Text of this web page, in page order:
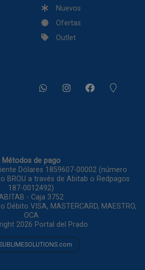
Nuevos
Ofertas
Outlet
Métodos de pago
Dólares 1859607-00002 (número
BROU a través de Abitab o Redpagos
187-0012492)
- Caja 3752
Débito VISA, MASTERCARD, MAESTRO,
OCA
2026 Portal del Prado